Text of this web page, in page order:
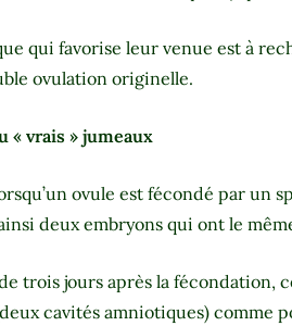
qui favorise leur venue est à
ovulation originelle.
« vrais » jumeaux
ovule est fécondé par un
deux embryons qui ont le
trois jours après la
cavités amniotiques) comme